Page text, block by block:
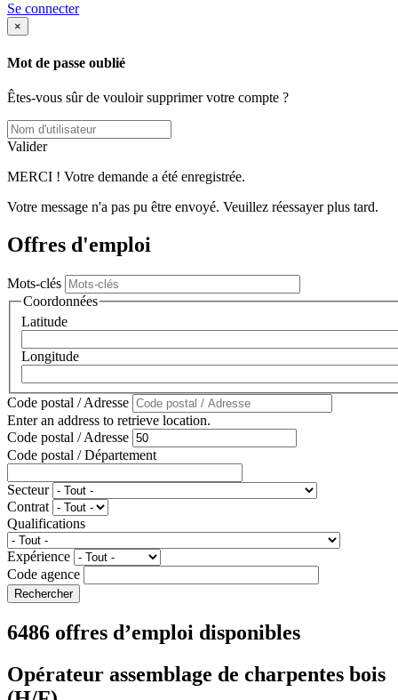
Se connecter
×
Mot de passe oublié
Êtes-vous sûr de vouloir supprimer votre compte ?
Valider
MERCI ! Votre demande a été enregistrée.
Votre message n'a pas pu être envoyé. Veuillez réessayer plus tard.
Offres d'emploi
Mots-clés
Coordonnées
Latitude
Longitude
Code postal / Adresse
Enter an address to retrieve location.
Code postal / Adresse
Code postal / Département
Secteur
Contrat
Qualifications
Expérience
Code agence
6486 offres d’emploi disponibles
Opérateur assemblage de charpentes bois